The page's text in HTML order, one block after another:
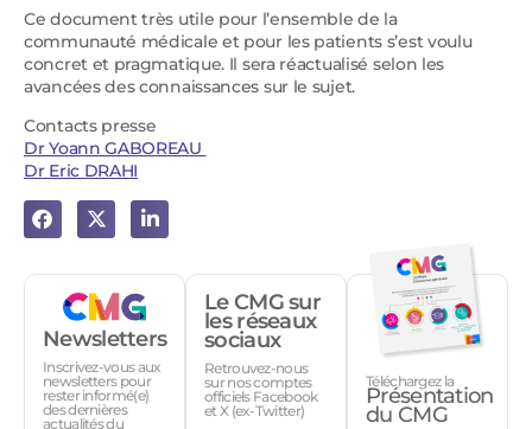
Ce document très utile pour l’ensemble de la
communauté médicale et pour les patients s’est voulu
concret et pragmatique. Il sera réactualisé selon les
avancées des connaissances sur le sujet.
Contacts presse
Dr Yoann GABOREAU
Dr Eric DRAHI
Newsletters
Inscrivez-vous aux
newsletters pour
rester informé(e)
des dernières
actualités du
Le CMG sur
les réseaux
sociaux
Retrouvez-nous
sur nos comptes
officiels Facebook
et X (ex-Twitter)
Téléchargez la
Présentation
du CMG